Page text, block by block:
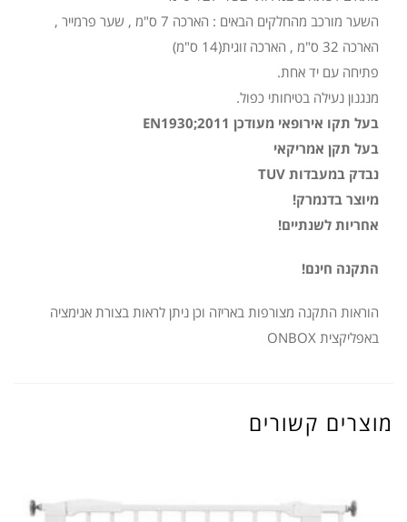
השער מורכב מהחלקים הבאים : הארכה 7 ס"מ , שער פרמייר ,
הארכה 32 ס"מ , הארכה זוגית(14 ס"מ)
פתיחה עם יד אחת.
מנגנון נעילה בטיחותי כפול.
בעל תקו אירופאי מעודכן EN1930;2011
בעל תקן אמריקאי
נבדק במעבדות TUV
מיוצר בדנמרק!
אחריות לשנתיים!
התקנה חינם!
הוראות התקנה מצורפות באריזה וכן ניתן לראות בצורת אנימציה
באפליקצית ONBOX
מוצרים קשורים